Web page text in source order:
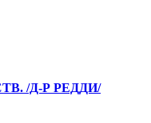
/Д-Р РЕДДИ/